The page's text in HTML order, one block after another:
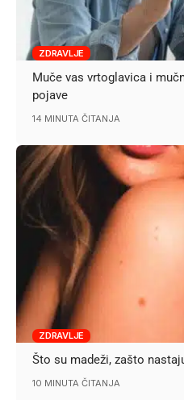
ZDRAVLJE
Muče vas vrtoglavica i
pojave
14 MINUTA ČITANJA
ZDRAVLJE
Što su madeži, zašto
10 MINUTA ČITANJA